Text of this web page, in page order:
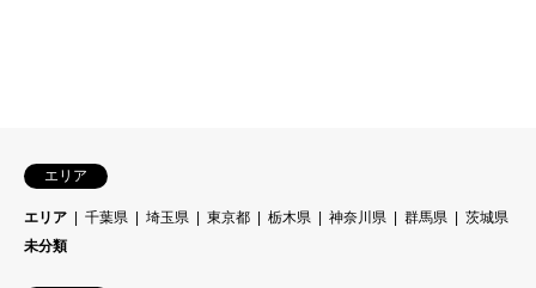
エリア
エリア 千葉県 埼玉県 東京都 栃木県 神奈川県 群馬県
茨城県
未分類